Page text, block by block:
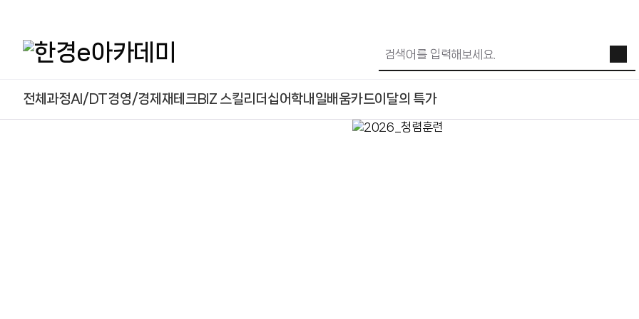
전체과정AI/DT경영/경제 재테크BIZ 스킬리더십어학내일배움카드이달의 특가